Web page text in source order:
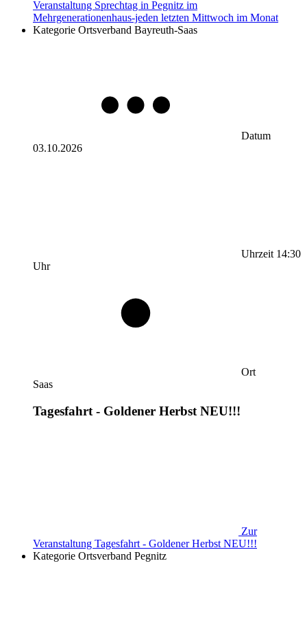
Veranstaltung Sprechtag in Pegnitz im
Mehrgenerationenhaus-jeden letzten Mittwoch im Monat
Kategorie Ortsverband Bayreuth-Saas
Datum
03.10.2026
Uhrzeit 14:30
Uhr
Ort
Saas
Tagesfahrt - Goldener Herbst NEU!!!
Zur
Veranstaltung Tagesfahrt - Goldener Herbst NEU!!!
Kategorie Ortsverband Pegnitz